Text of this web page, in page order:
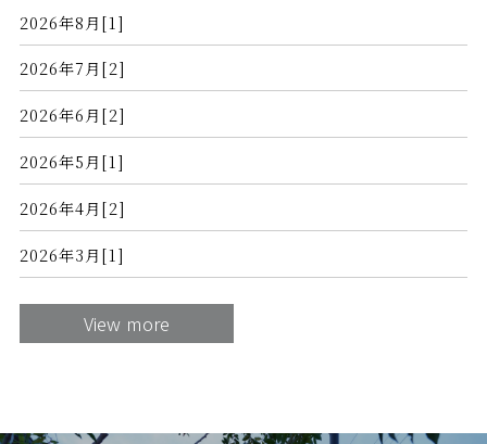
2026年8月[1]
2026年7月[2]
2026年6月[2]
2026年5月[1]
2026年4月[2]
2026年3月[1]
View more